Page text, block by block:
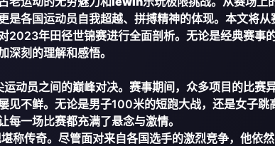
各国运动员自我超越、拼搏精神的体现。本文将从
2023年田径世锦赛进行全面剖析。无论是经典赛事
深刻的理解和感悟。
动员之间的巅峰对决。赛事期间，众多项目的比赛异
见不鲜。无论是男子100米的短跑大战，还是女子跳
一场比赛都充满了悬念与激情。
称传奇。尽管面对来自各国选手的激烈竞争，他依